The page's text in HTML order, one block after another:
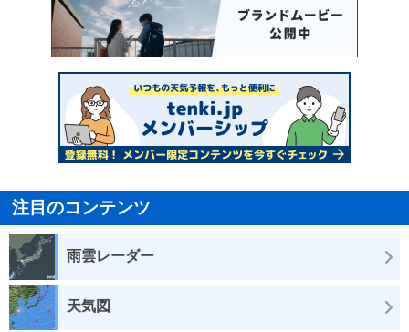
注目のコンテンツ
雨雲レーダー
天気図